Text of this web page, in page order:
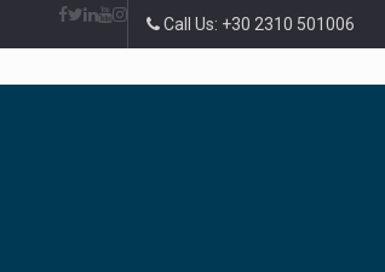
Call Us: +30 2310 501006